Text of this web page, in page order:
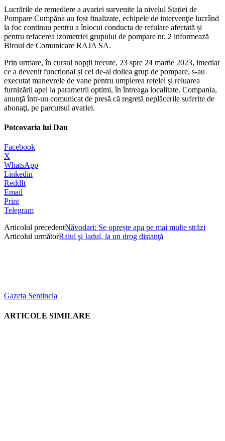
Lucrările de remediere a avariei survenite la nivelul Stației de
Pompare Cumpăna au fost finalizate, echipele de intervenţie lucrând
la foc continuu pentru a înlocui conducta de refulare afectată și
pentru refacerea izometriei grupului de pompare nr. 2 informează
Biroul de Comunicare RAJA SA.
Prin urmare, în cursul nopții trecute, 23 spre 24 martie 2023, imediat
ce a devenit funcțional și cel de-al doilea grup de pompare, s-au
executat manevrele de vane pentru umplerea rețelei și reluarea
furnizării apei la parametrii optimi, în întreaga localitate. Compania,
anunţă într-un comunicat de presă că regretă neplăcerile suferite de
abonaţi, pe parcursul avariei.
Potcovaria lui Dan
Facebook
X
WhatsApp
Linkedin
ReddIt
Email
Print
Telegram
Articolul precedentNăvodari: Se oprește apa pe mai multe străzi
Articolul următorRaiul şi Iadul, la un drog distanţă
Gazeta Sentinela
ARTICOLE SIMILARE